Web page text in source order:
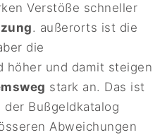
Verstöße schneller
. außerorts ist die
die
höher und damit steigen
stark an. Das ist
Bußgeldkatalog
Abweichungen